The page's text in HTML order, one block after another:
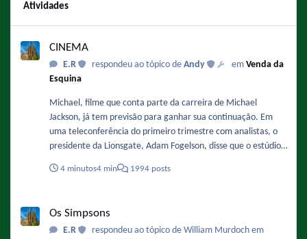
Atividades
CINEMA
E.R respondeu ao tópico de Andy emVenda da
Esquina
Michael, filme que conta parte da carreira de Michael
Jackson, já tem previsão para ganhar sua continuação. Em
uma teleconferência do primeiro trimestre com analistas, o
presidente da Lionsgate, Adam Fogelson, disse que o estúdio
início de 2027. Sobre a data ele comentou: "Acredito que o
https://www.omelete.com.br/filmes/michael-2-sequencia-da-
cinebiografia-de-michael-jackson-ganha-previsao-de-estreia-
4 minutos4 min 1994 posts
Os Simpsons
E.R
respondeu ao tópico de William Murdoch em